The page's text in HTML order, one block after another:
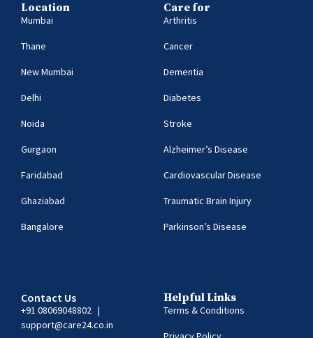
Location
Mumbai
Thane
New Mumbai
Delhi
Noida
Gurgaon
Faridabad
Ghaziabad
Bangalore
Care for
Arthritis
Cancer
Dementia
Diabetes
Stroke
Alzheimer’s Disease
Cardiovascular Disease
Traumatic Brain Injury
Parkinson’s Disease
Contact Us
+91 08069048802 |
support@care24.co.in
Helpful Links
Terms & Conditions